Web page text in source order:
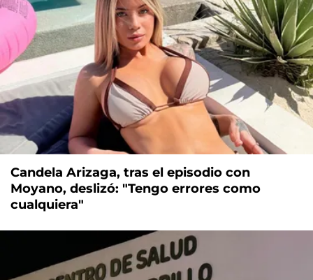
Candela Arizaga, tras el episodio con
Moyano, deslizó: "Tengo errores como
cualquiera"